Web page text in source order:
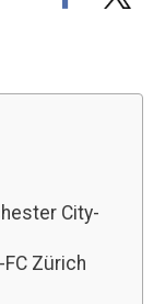
City-
Zürich